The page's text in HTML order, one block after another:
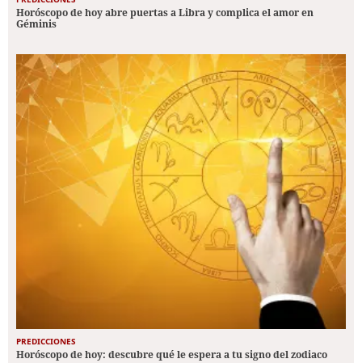
Horóscopo de hoy abre puertas a Libra y complica el amor en
Géminis
PREDICCIONES
Horóscopo de hoy: descubre qué le espera a tu signo del zodiaco